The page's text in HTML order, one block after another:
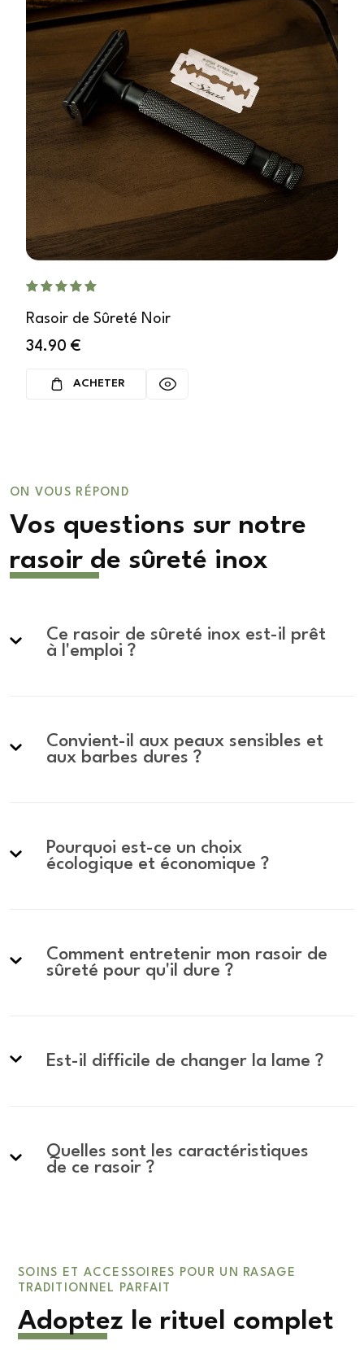
Rasoir de Sûreté Noir
34.90 €
ACHETER
ON VOUS RÉPOND
Vos questions sur notre
rasoir de sûreté inox
Ce rasoir de sûreté inox est-il prêt
à l'emploi ?
Convient-il aux peaux sensibles et
aux barbes dures ?
Pourquoi est-ce un choix
écologique et économique ?
Comment entretenir mon rasoir de
sûreté pour qu'il dure ?
Est-il difficile de changer la lame ?
Quelles sont les caractéristiques
de ce rasoir ?
SOINS ET ACCESSOIRES POUR UN RASAGE
TRADITIONNEL PARFAIT
Adoptez le rituel complet